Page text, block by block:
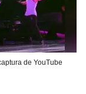
de YouTube